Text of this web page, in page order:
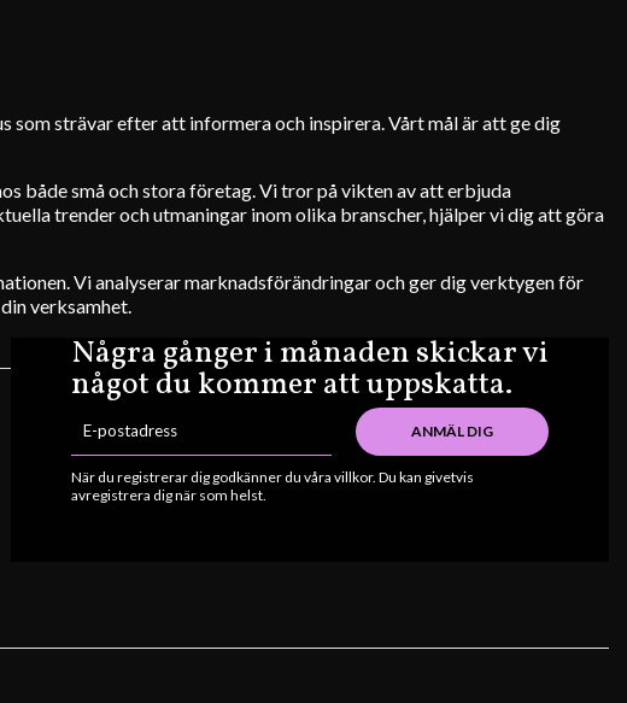
Några gånger i månaden skickar vi
något du kommer att uppskatta.
ANMÄL DIG
När du registrerar dig godkänner du våra villkor. Du kan givetvis
avregistrera dig när som helst.
som strävar efter att informera och inspirera. Vårt mål är att ge dig
både små och stora företag. Vi tror på vikten av att erbjuda
trender och utmaningar inom olika branscher, hjälper vi dig att göra
Vi analyserar marknadsförändringar och ger dig verktygen för
verksamhet.